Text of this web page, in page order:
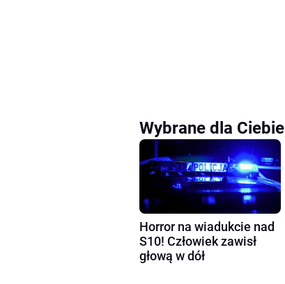
Wybrane dla Ciebie
Horror na wiadukcie nad
S10! Człowiek zawisł
głową w dół